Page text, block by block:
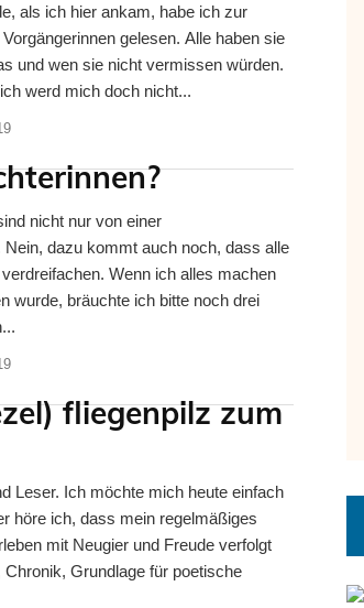
zur
gelesen. Alle haben sie
und wen sie nicht vermissen würden.
werd mich doch nicht...
nicht nur von einer
dazu kommt auch noch, dass alle
Wenn ich alles machen
wurde, bräuchte ich bitte noch drei
fliegenpilz zum
Leser. Ich möchte mich heute einfach
höre ich, dass mein regelmäßiges
mit Neugier und Freude verfolgt
Grundlage für poetische